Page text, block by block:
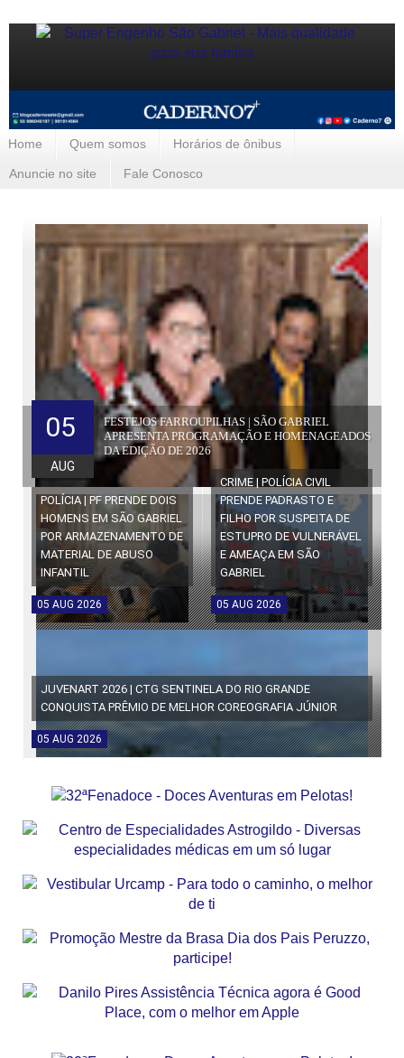
Home Quem somos Horários de ônibus
Anuncie no site Fale Conosco
FESTEJOS FARROUPILHAS | SÃO GABRIEL
APRESENTA PROGRAMAÇÃO E HOMENAGEADOS
DA EDIÇÃO DE 2026
05
AUG
POLÍCIA | PF PRENDE DOIS
HOMENS EM SÃO GABRIEL
POR ARMAZENAMENTO DE
MATERIAL DE ABUSO
INFANTIL
05 AUG 2026
CRIME | POLÍCIA CIVIL
PRENDE PADRASTO E
FILHO POR SUSPEITA DE
ESTUPRO DE VULNERÁVEL
E AMEAÇA EM SÃO
GABRIEL
05 AUG 2026
JUVENART 2026 | CTG SENTINELA DO RIO GRANDE
CONQUISTA PRÊMIO DE MELHOR COREOGRAFIA JÚNIOR
05 AUG 2026